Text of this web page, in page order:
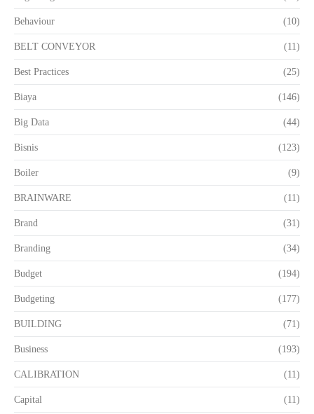
Behaviour (10)
BELT CONVEYOR (11)
Best Practices (25)
Biaya (146)
Big Data (44)
Bisnis (123)
Boiler (9)
BRAINWARE (11)
Brand (31)
Branding (34)
Budget (194)
Budgeting (177)
BUILDING (71)
Business (193)
CALIBRATION (11)
Capital (11)